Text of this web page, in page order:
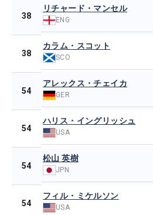
38
リチャード・マンセル
ENG
38
カラム・スコット
SCO
54
アレックス・チェイカ
GER
54
ハリス・イングリッシュ
USA
54
松山 英樹
JPN
54
フィル・ミケルソン
USA